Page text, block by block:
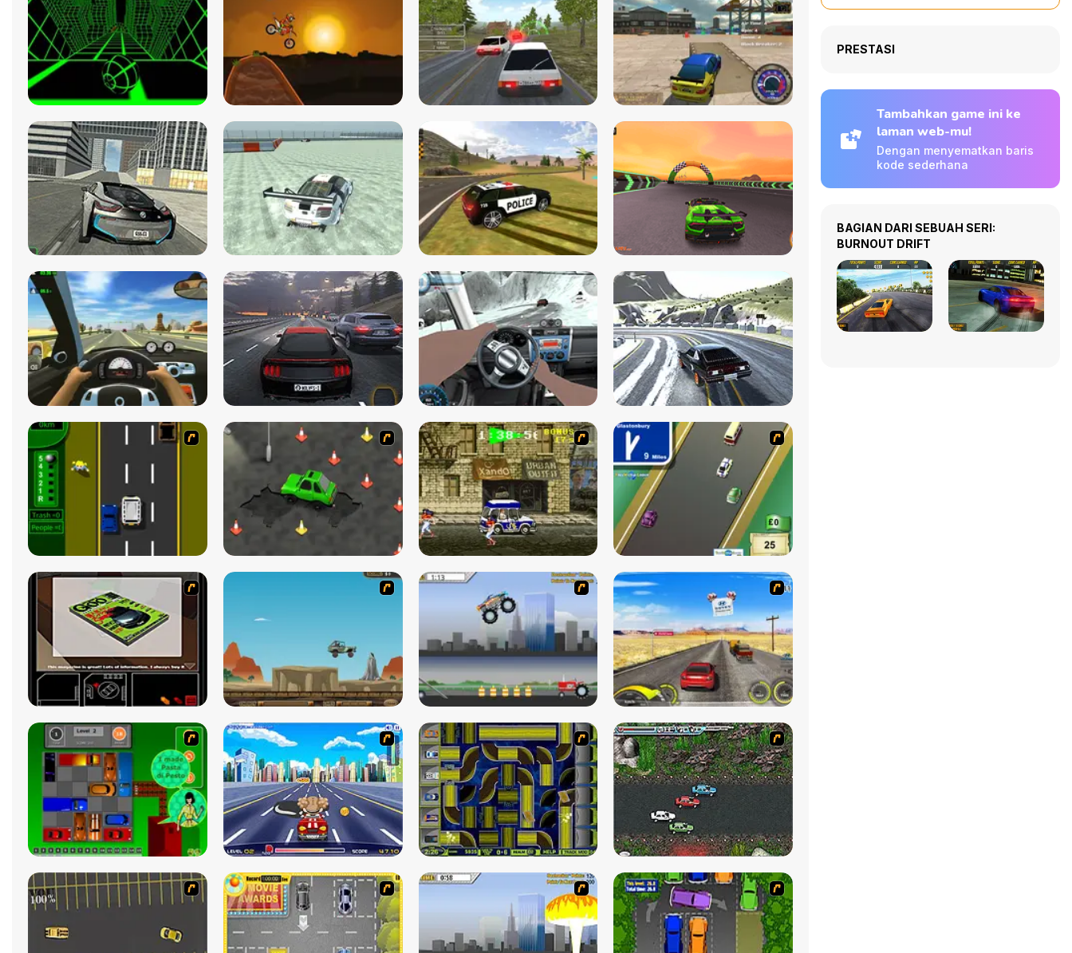
PRESTASI
Tambahkan game ini ke
laman web-mu!
Dengan menyematkan baris
kode sederhana
BAGIAN DARI SEBUAH SERI:
BURNOUT DRIFT